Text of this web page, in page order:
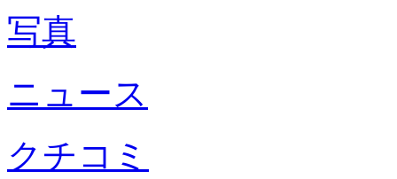
写真
ニュース
クチコミ